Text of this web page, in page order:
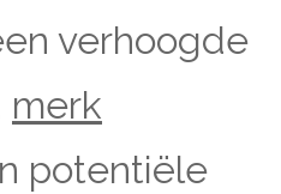
verhoogde
merk
potentiële